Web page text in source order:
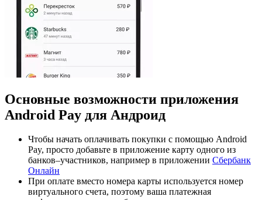
Основные возможности приложения
Android Pay для Андроид
Чтобы начать оплачивать покупки с помощью Android
Pay, просто добавьте в приложение карту одного из
банков–участников, например в приложении Сбербанк
Онлайн
При оплате вместо номера карты используется номер
виртуального счета, поэтому ваша платежная